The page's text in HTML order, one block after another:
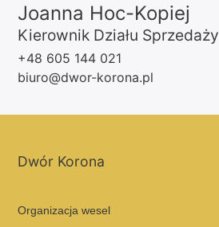
Joanna Hoc-Kopiej
Kierownik Działu Sprzedaży
+48 605 144 021
biuro@dwor-korona.pl
Dwór Korona
Organizacja wesel